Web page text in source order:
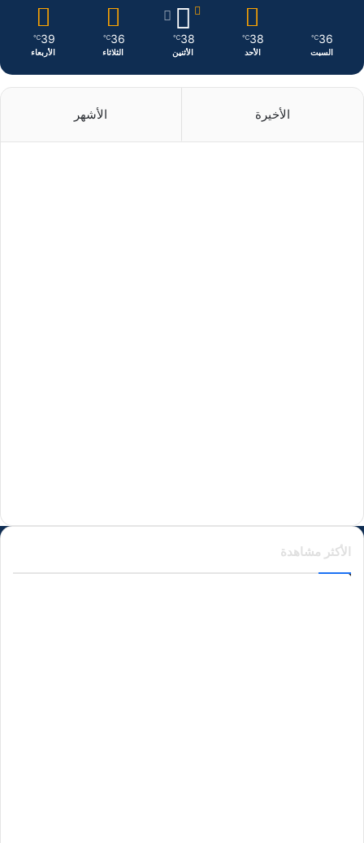
36
℃
السبت
38
℃
الأحد
38
℃
الأثنين
36
℃
الثلاثاء
39
℃
الأربعاء
الأخيرة الأشهر
الأكثر مشاهدة